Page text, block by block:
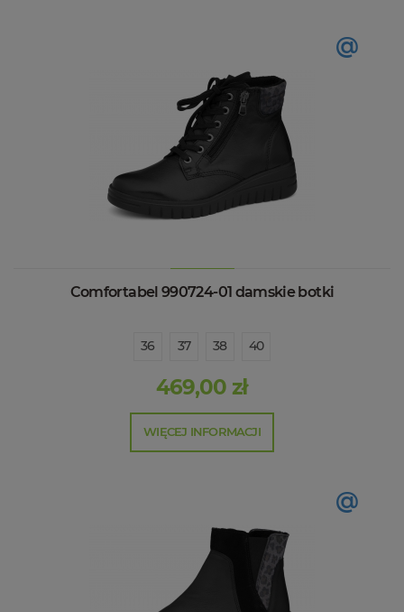
@
Comfortabel 990724-01 damskie botki
36 37 38 40
469,00 zł
WIĘCEJ INFORMACJI
@